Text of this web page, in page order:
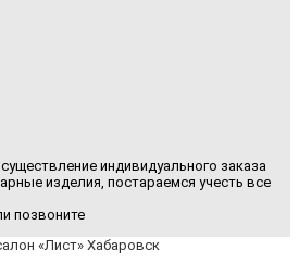
индивидуального заказа
изделия, постараемся учесть все
позвоните
«Лист» Хабаровск